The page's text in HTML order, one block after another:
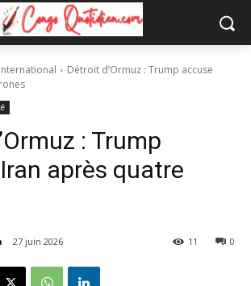
International
Détroit d’Ormuz : Trump accuse
: Trump
après quatre
27 juin 2026 0
11